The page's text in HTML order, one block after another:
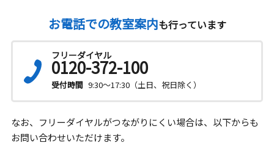
お電話での教室案内も行っています
フリーダイヤル
0120-372-100
受付時間 9:30～17:30（土日、祝日除く）
なお、フリーダイヤルがつながりにくい場合は、以下からも
お問い合わせいただけます。